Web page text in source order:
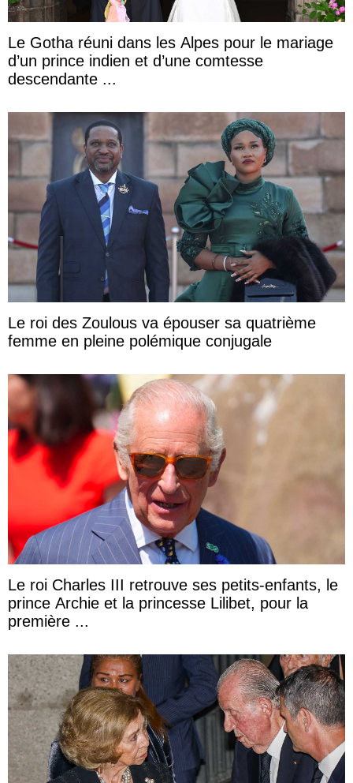
Le Gotha réuni dans les Alpes pour le mariage
d’un prince indien et d’une comtesse
descendante ...
Le roi des Zoulous va épouser sa quatrième
femme en pleine polémique conjugale
Le roi Charles III retrouve ses petits-enfants, le
prince Archie et la princesse Lilibet, pour la
première ...